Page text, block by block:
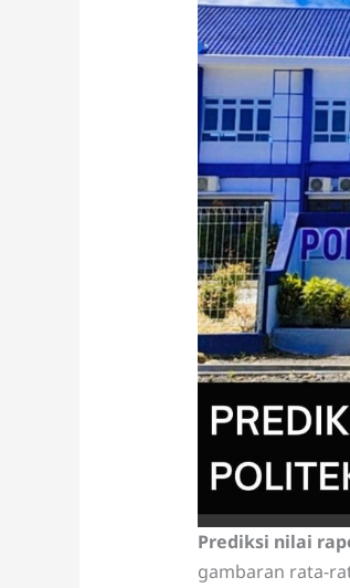
Prediksi nilai
gambaran rata-